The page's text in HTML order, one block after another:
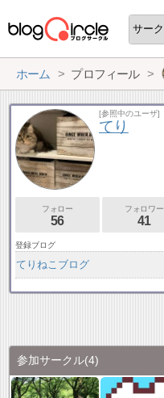
ホーム プロフィール
[参照中のユーザ]
てり
フォロー
56
フォロワー
41
登録ブログ
てりねこブログ
参加サークル(4)